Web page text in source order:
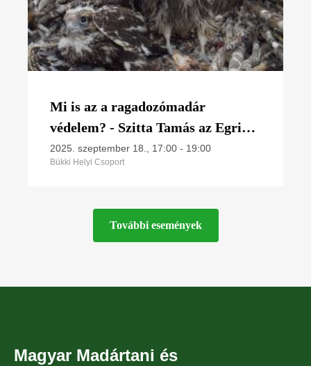
Mi is az a ragadozómadár
védelem? - Szitta Tamás az Egri
Természetvédelmi Klubban
2025. szeptember 18., 17:00 - 19:00
Bükki Helyi Csoport
További események
Magyar Madártani és